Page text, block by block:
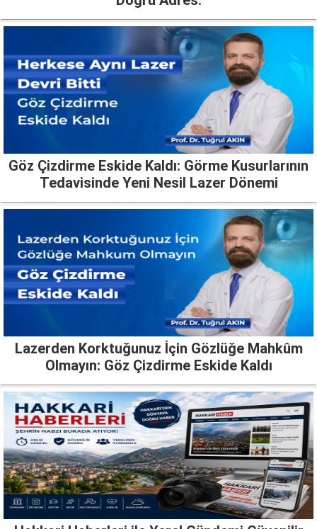
Göz Çizdirme Eskide Kaldı: Görme Kusurlarının
Tedavisinde Yeni Nesil Lazer Dönemi
Lazerden Korktuğunuz İçin Gözlüğe Mahkûm
Olmayın: Göz Çizdirme Eskide Kaldı